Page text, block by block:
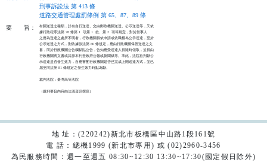
刑事訴訟法 第 413 條
道路交通管理處罰條例 第 65、87、89 條
要
旨：
有關送達之種類，計有自行送達、交由郵政機關送達、公示送達等，又依
據行政程序法第 78 條第 1  項第 1  款、第 2  項等規定，對於當事人
之應為送達之處所不明者，行政機關得依申請或依職權為公示送達，至於
公示送達之方式，則依據該法第 80 條規定，應由行政機關保管送達之文
書，而於行政機關公告欄黏貼公告，告知應受送達人得隨時領取，並得由
行政機關將文書或其節本刊登政府公報或新聞紙等。準此，法院欲判斷公
示送達是否發生效力，自應審酌行政機關是否已完成上開送達方式，並已
屆至同法第 81 條規定之發生效力時點為斷。
裁判法院：臺灣高等法院
（裁判要旨內容由法源資訊撰寫）
地 址：(220242)新北市板橋區中山路1段161號
電 話：總機1999 (新北市專用) 或 (02)2960-3456
為民服務時間：週一至週五 08:30~12:30 13:30~17:30(國定假日除外)